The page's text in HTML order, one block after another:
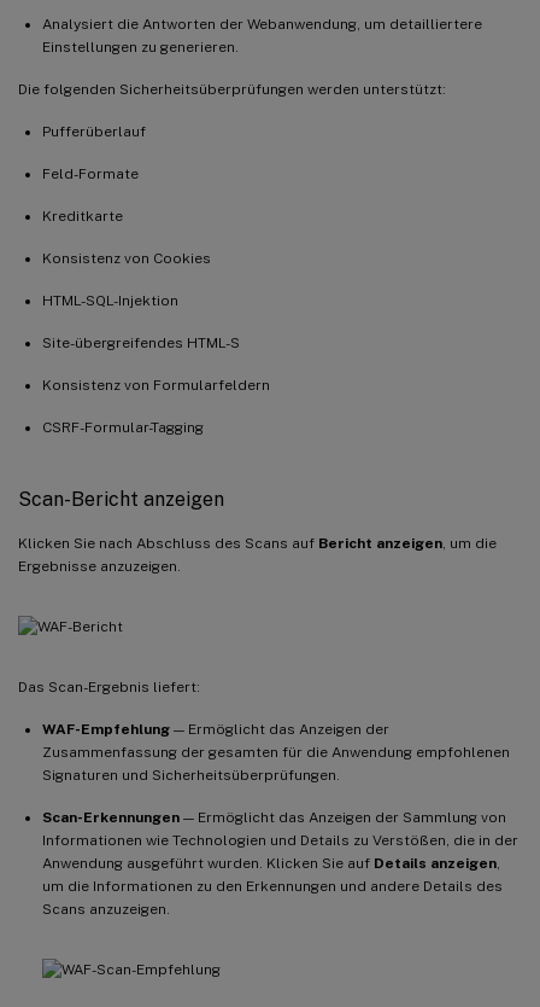
Analysiert die Antworten der Webanwendung, um detailliertere
Einstellungen zu generieren.
Die folgenden Sicherheitsüberprüfungen werden unterstützt:
Pufferüberlauf
Feld-Formate
Kreditkarte
Konsistenz von Cookies
HTML-SQL-Injektion
Site-übergreifendes HTML-S
Konsistenz von Formularfeldern
CSRF-Formular-Tagging
Scan-Bericht anzeigen
Klicken Sie nach Abschluss des Scans auf Bericht anzeigen , um die
Ergebnisse anzuzeigen.
Das Scan-Ergebnis liefert:
WAF-Empfehlung — Ermöglicht das Anzeigen der
Zusammenfassung der gesamten für die Anwendung empfohlenen
Signaturen und Sicherheitsüberprüfungen.
Scan-Erkennungen — Ermöglicht das Anzeigen der Sammlung von
Informationen wie Technologien und Details zu Verstößen, die in der
Anwendung ausgeführt wurden. Klicken Sie auf Details anzeigen
um die Informationen zu den Erkennungen und andere Details des
Scans anzuzeigen.